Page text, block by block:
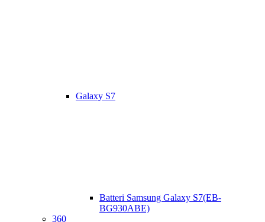
Galaxy S7
Batteri Samsung Galaxy S7(EB-
BG930ABE)
360